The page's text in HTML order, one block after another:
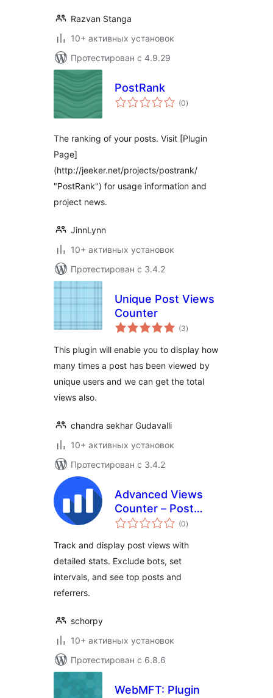
Razvan Stanga
10+ активных установок
Протестирован с 4.9.29
PostRank
(0общий
рейтинг
)
The ranking of your posts. Visit [Plugin
Page]
(http://jeeker.net/projects/postrank/
"PostRank") for usage information and
project news.
JinnLynn
10+ активных установок
Протестирован с 3.4.2
Unique Post Views
Counter
(3общий
рейтинг
)
This plugin will enable you to display how
many times a post has been viewed by
unique users and we can get the total
views also.
chandra sekhar Gudavalli
10+ активных установок
Протестирован с 3.4.2
Advanced Views
Counter – Post
Views Counter
Posts Tracker
(0общий
рейтинг
)
Track and display post views with
detailed stats. Exclude bots, set
intervals, and see top posts and
referrers.
schorpy
10+ активных установок
Протестирован с 6.8.6
WebMFT: Plugin